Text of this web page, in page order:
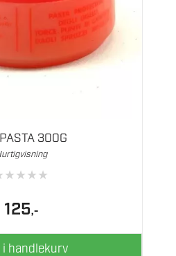
300G
★★★★
125,-
i handlekurv